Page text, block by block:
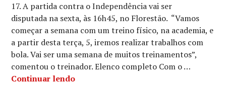
17. A partida contra o Independência vai ser
disputada na sexta, às 16h45, no Florestão. “Vamos
começar a semana com um treino físico, na academia, e
a partir desta terça, 5, iremos realizar trabalhos com
bola. Vai ser uma semana de muitos treinamentos”,
comentou o treinador. Elenco completo Com o …
Continuar lendo